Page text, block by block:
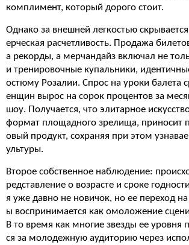
комплимент, который дорого стоит.
Однако за внешней легкостью
ерческая расчетливость. Продажа
а рекорды, а мерчандайз включал не
и тренировочные купальники,
остюму Розалии. Спрос на уроки балета
енщин вырос на сорок процентов за
шоу. Получается, что элитарное
формат площадного зрелища, приносит
овый продукт, сохраняя при этом
ультуры.
Второе собственное наблюдение:
редставление о возрасте и сроке
я уже давно не новичок, но ее переход
ы воспринимается как омоложение
В то время как многие звезды ее уровня
ся за молодежную аудиторию через